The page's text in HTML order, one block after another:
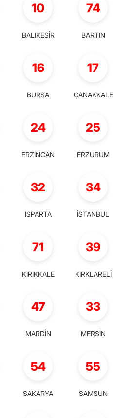
10
BALIKESİR
74
BARTIN
16
BURSA
17
ÇANAKKALE
24
ERZİNCAN
25
ERZURUM
32
ISPARTA
34
İSTANBUL
71
KIRIKKALE
39
KIRKLARELİ
47
MARDİN
33
MERSİN
54
SAKARYA
55
SAMSUN